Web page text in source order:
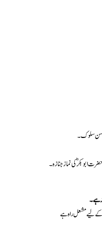
حسن سلوک۔
ابوبکرؓ کی نماز جنازہ۔
ہے۔
لیے مشعل راہ ہے